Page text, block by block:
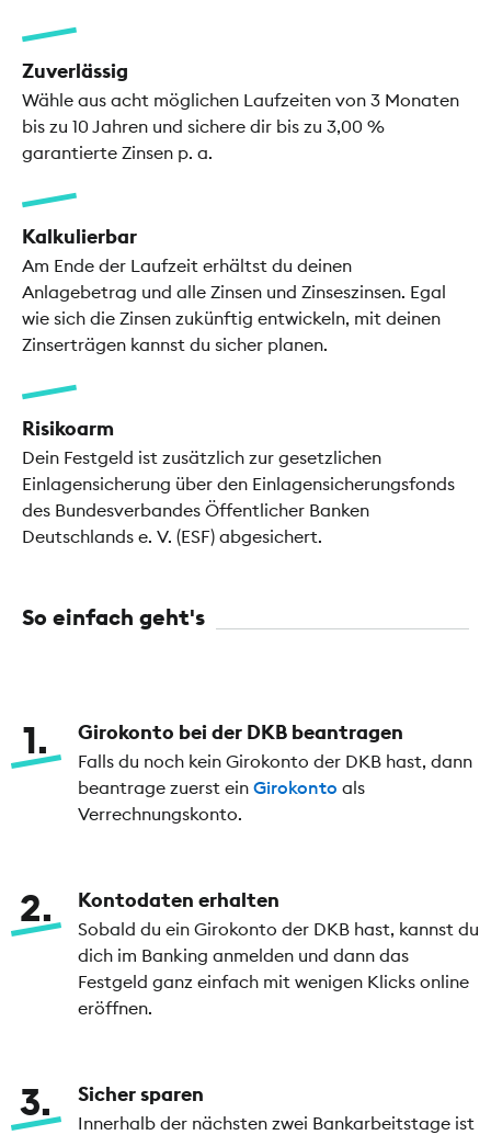
Zuverlässig
Wähle aus acht möglichen Laufzeiten von 3 Monaten
bis zu 10 Jahren und sichere dir bis zu 3,00 %
garantierte Zinsen p. a.
Kalkulierbar
Am Ende der Laufzeit erhältst du deinen
Anlagebetrag und alle Zinsen und Zinseszinsen. Egal
wie sich die Zinsen zukünftig entwickeln, mit deinen
Zinserträgen kannst du sicher planen.
Risikoarm
Dein Festgeld ist zusätzlich zur gesetzlichen
Einlagensicherung über den Einlagensicherungsfonds
des Bundesverbandes Öffentlicher Banken
Deutschlands e. V. (ESF) abgesichert.
So einfach geht's
1 Girokonto bei der DKB beantragen
Falls du noch kein Girokonto der DKB hast, dann
beantrage zuerst ein Girokonto als
Verrechnungskonto.
2 Kontodaten erhalten
Sobald du ein Girokonto der DKB hast, kannst du
dich im Banking anmelden und dann das
Festgeld ganz einfach mit wenigen Klicks online
eröffnen.
3 Sicher sparen
Innerhalb der nächsten zwei Bankarbeitstage ist